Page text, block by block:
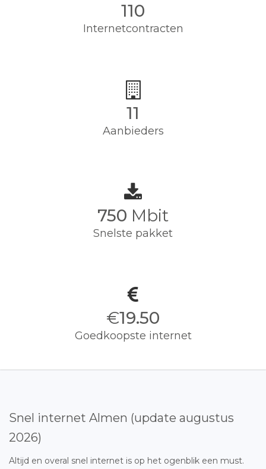
110
Internetcontracten
11
Aanbieders
750 Mbit
Snelste pakket
€19.50
Goedkoopste internet
Snel internet Almen (update augustus
2026)
Altijd en overal snel internet is op het ogenblik een must.